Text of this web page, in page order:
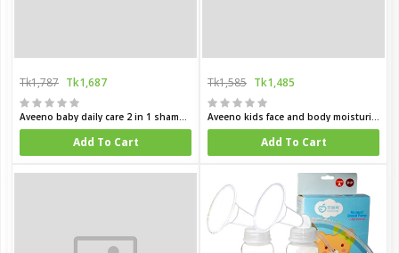
Tk1,787 Tk1,687
Aveeno baby daily care 2 in 1 shampoo and condition for delicate skin 250 ml
Add To Cart
Tk1,585 Tk1,485
Aveeno kids face and body moisturing lotion 150 ml
Add To Cart